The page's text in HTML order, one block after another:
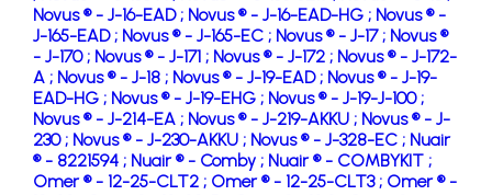
Novus ® - J-16-EAD ; Novus ® - J-16-EAD-HG ; Novus ® -
J-165-EAD ; Novus ® - J-165-EC ; Novus ® - J-17 ; Novus ®
- J-170 ; Novus ® - J-171 ; Novus ® - J-172 ; Novus ® - J-172-
A ; Novus ® - J-18 ; Novus ® - J-19-EAD ; Novus ® - J-19-
EAD-HG ; Novus ® - J-19-EHG ; Novus ® - J-19-J-100 ;
Novus ® - J-214-EA ; Novus ® - J-219-AKKU ; Novus ® - J-
230 ; Novus ® - J-230-AKKU ; Novus ® - J-328-EC ; Nuair
® - 8221594 ; Nuair ® - Comby ; Nuair ® - COMBYKIT ;
Omer ® - 12-25-CLT2 ; Omer ® - 12-25-CLT3 ; Omer ® -